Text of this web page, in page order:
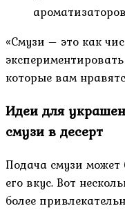
«Смузи – это как
которые вам
Идеи для
смузи в десерт
Подача смузи
его вкус. Вот
более